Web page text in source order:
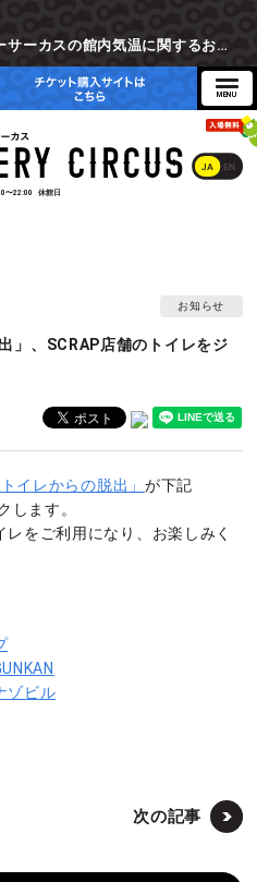
【重要】東京ミステリーサーカスの館内気温に関するお詫びとご参加辞退時の返金対応について
JA EN
〜22:00 休館日
お知らせ
」、SCRAP店舗のトイレをジ
トイレからの脱出」 が下記
します。
をご利用になり、お楽しみく
ゾビル
次の記事